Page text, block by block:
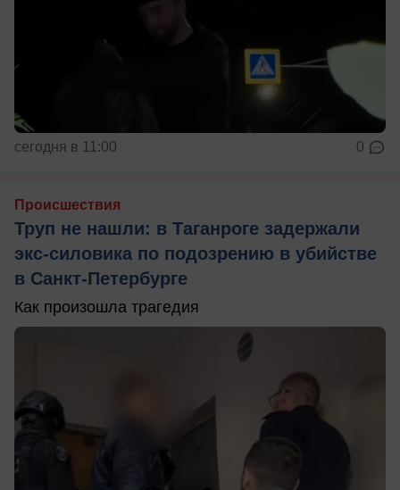
сегодня в 11:00 0
Происшествия
Труп не нашли: в Таганроге задержали
экс-силовика по подозрению в убийстве
в Санкт-Петербурге
Как произошла трагедия